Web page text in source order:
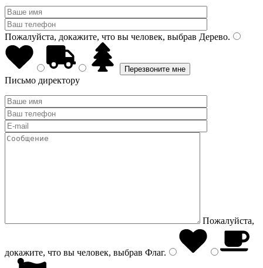
Пожалуйста, докажите, что вы человек, выбрав Дерево.
Письмо директору
Пожалуйста,
докажите, что вы человек, выбрав Флаг.